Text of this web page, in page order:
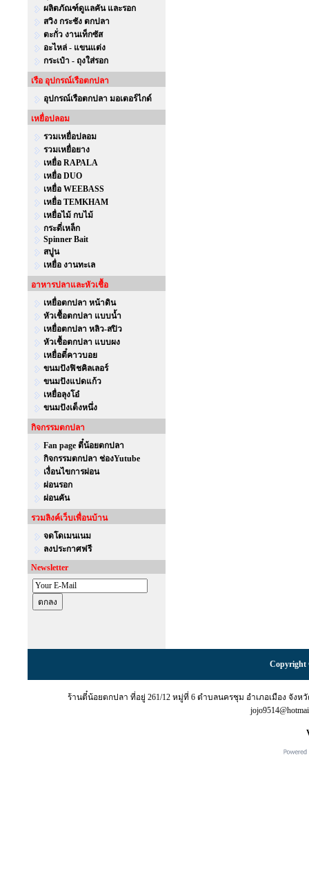
ผลิตภัณฑ์ดูแลคัน และรอก
สวิง กระชัง ตกปลา
ตะกั่ว งานเท็กซัส
อะไหล่ - แขนแต่ง
กระเป๋า - ถุงใส่รอก
เรือ อุปกรณ์เรือตกปลา
อุปกรณ์เรือตกปลา มอเตอร์ไกด์
เหยื่อปลอม
รวมเหยื่อปลอม
รวมเหยื่อยาง
เหยื่อ RAPALA
เหยื่อ DUO
เหยื่อ WEEBASS
เหยื่อ TEMKHAM
เหยื่อไม้ กบไม้
กระดี่เหล็ก
Spinner Bait
สปูน
เหยื่อ งานทะเล
อาหารปลาและหัวเชื้อ
เหยื่อตกปลา หน้าดิน
หัวเชื้อตกปลา แบบน้ำ
เหยื่อตกปลา หลิว-สปิว
หัวเชื้อตกปลา แบบผง
เหยื่อตี๋คาวบอย
ขนมปังฟิชคิลเลอร์
ขนมปังแปดแก้ว
เหยื่อลุงโอ๋
ขนมปังเต็งหนึ่ง
กิจกรรมตกปลา
Fan page ตี๋น้อยตกปลา
กิจกรรมตกปลา ช่องYutube
เงื่อนไขการผ่อน
ผ่อนรอก
ผ่อนคัน
รวมลิงค์เว็บเพื่อนบ้าน
จดโดเมนเนม
ลงประกาศฟรี
Newsletter
Copyright
ร้านตี๋น้อยตกปลา ที่อยู่ 261/12 หมู่ที่ 6 ตำบลนครชุม อำเภอเมือง จังหวั